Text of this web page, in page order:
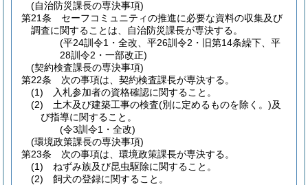
(自治防災課長の専決事項)
第21条
セーフコミュニティの推進に必要な資料の収集及び
調査に関することは、自治防災課長が専決する。
(平24訓令1・全改、平26訓令2・旧第14条繰下、平
28訓令2・一部改正)
(契約検査課長の専決事項)
第22条
次の事項は、契約検査課長が専決する。
(1)
入札参加者の資格確認に関すること。
(2)
土木及び建築工事の検査(別に定めるものを除く。)及
び指導に関すること。
(令3訓令1・全改)
(環境政策課長の専決事項)
第23条
次の事項は、環境政策課長が専決する。
(1)
ねずみ族及び昆虫駆除に関すること。
(2)
飼犬の登録に関すること。